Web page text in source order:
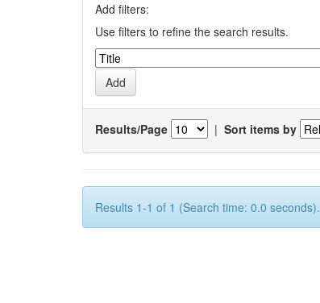
Add filters:
Use filters to refine the search results.
Results/Page | Sort items by
Results 1-1 of 1 (Search time: 0.0 seconds).